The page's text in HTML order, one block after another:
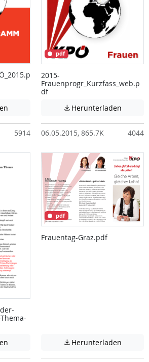
Achtung: Diese Datei enthält unter
5914
pdf
2015-
Frauenprogr_Kurzfass_web.p
df
 Herunterladen
06.05.2015, 865.7K 4044
Achtung: Diese Datei enthält unter
pdf
Frauentag-Graz.pdf
 Herunterladen